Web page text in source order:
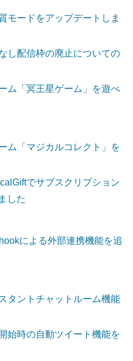
モードをアップデートしま
し配信枠の廃止についての
ム「冥王星ゲーム」を遊べ
ム「マジカルコレクト」を
でサブスクリプション
した
による外部連携機能を追
タントチャットルーム機能
始時の自動ツイート機能を